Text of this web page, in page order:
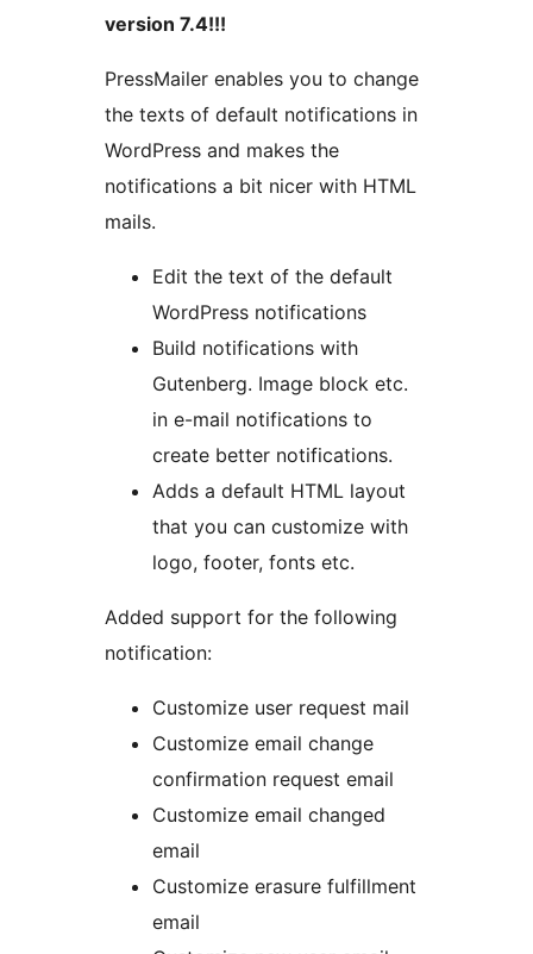
version 7.4!!!
PressMailer enables you to change
the texts of default notifications in
WordPress and makes the
notifications a bit nicer with HTML
mails.
Edit the text of the default
WordPress notifications
Build notifications with
Gutenberg. Image block etc.
in e-mail notifications to
create better notifications.
Adds a default HTML layout
that you can customize with
logo, footer, fonts etc.
Added support for the following
notification:
Customize user request mail
Customize email change
confirmation request email
Customize email changed
email
Customize erasure fulfillment
email